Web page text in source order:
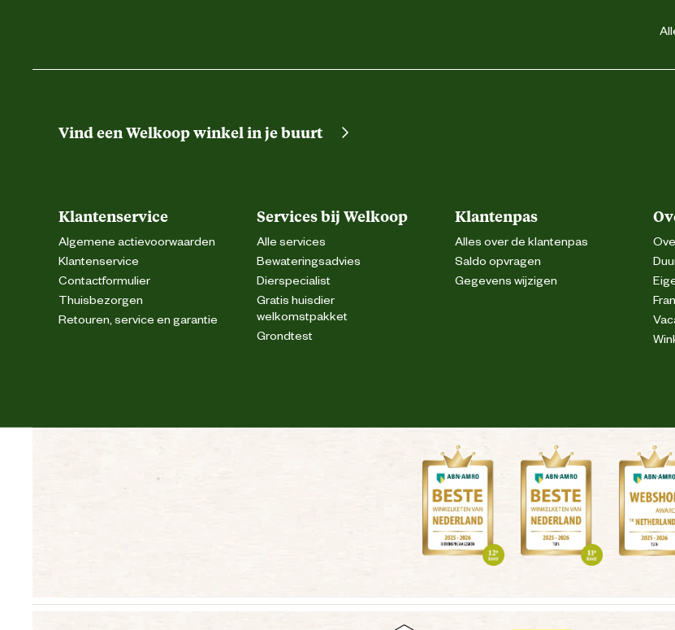
Vind een Welkoop winkel in je buurt
Klantenservice
Algemene actievoorwaarden
Klantenservice
Contactformulier
Thuisbezorgen
Retouren, service en garantie
Services bij Welkoop
Alle services
Bewateringsadvies
Dierspecialist
Gratis huisdier
welkomstpakket
Grondtest
Klantenpas
Alles over de klantenpas
Saldo opvragen
Gegevens wijzigen